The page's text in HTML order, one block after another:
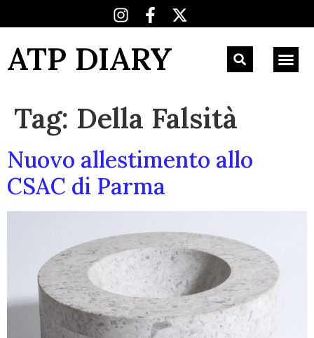
ATP DIARY
Tag: Della Falsità
Nuovo allestimento allo
CSAC di Parma